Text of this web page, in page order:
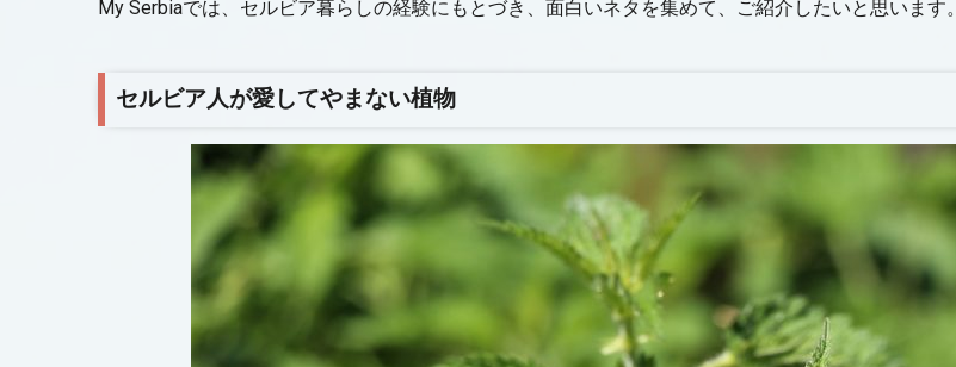
My Serbiaでは、セルビア暮らしの経験にもとづき、面白いネタを集めて、ご紹介したいと思います。
セルビア人が愛してやまない植物